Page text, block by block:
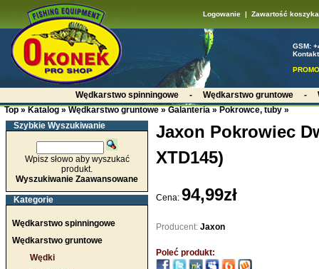
Logowanie| Zawartość koszyka
GSM:
Wędkarstwo spinningowe - Wędkarstwo gruntowe -
Top » Katalog » Wędkarstwo gruntowe » Galanteria » Pokrowce, tuby »
Szybkie Wyszukiwanie
Wpisz słowo aby wyszukać
produkt.
Wyszukiwanie Zaawansowane
Kategorie
Wędkarstwo spinningowe
Wędkarstwo gruntowe
Wędki
Jaxon Pokrowiec
XTD145)
Cena: 94,99zł
Producent: Jaxon
Poleć produkt: